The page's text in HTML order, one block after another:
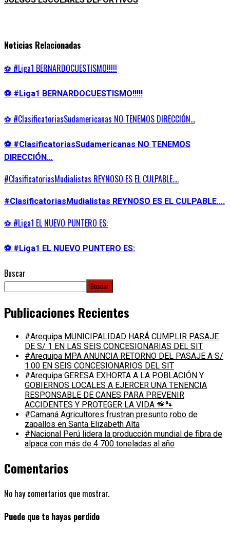
Noticias Relacionadas
⚽ #Liga1 BERNARDOCUESTISMO!!!!!
⚽ #Liga1 BERNARDOCUESTISMO!!!!!
⚽ #ClasificatoriasSudamericanas NO TENEMOS DIRECCIÓN…
⚽ #ClasificatoriasSudamericanas NO TENEMOS
DIRECCIÓN…
#ClasificatoriasMudialistas REYNOSO ES EL CULPABLE….
#ClasificatoriasMudialistas REYNOSO ES EL CULPABLE….
⚽ #Liga1 EL NUEVO PUNTERO ES:
⚽ #Liga1 EL NUEVO PUNTERO ES:
Buscar
Buscar
Publicaciones Recientes
#Arequipa MUNICIPALIDAD HARÁ CUMPLIR PASAJE
DE S/ 1 EN LAS SEIS CONCESIONARIAS DEL SIT
#Arequipa MPA ANUNCIA RETORNO DEL PASAJE A S/
1.00 EN SEIS CONCESIONARIOS DEL SIT
#Arequipa GERESA EXHORTA A LA POBLACIÓN Y
GOBIERNOS LOCALES A EJERCER UNA TENENCIA
RESPONSABLE DE CANES PARA PREVENIR
ACCIDENTES Y PROTEGER LA VIDA 🦮🐾
#Camaná Agricultores frustran presunto robo de
zapallos en Santa Elizabeth Alta
#Nacional Perú lidera la producción mundial de fibra de
alpaca con más de 4 700 toneladas al año
Comentarios
No hay comentarios que mostrar.
Puede que te hayas perdido